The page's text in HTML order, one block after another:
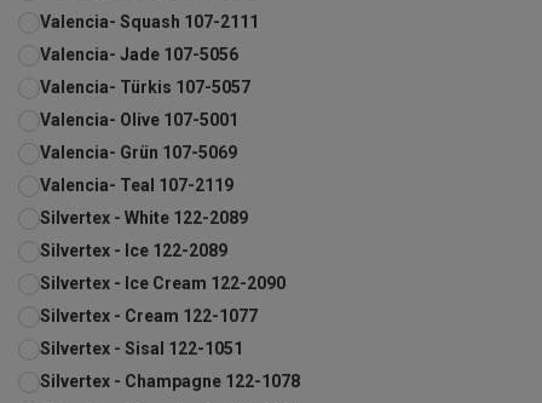
Valencia- Squash 107-2111
Valencia- Jade 107-5056
Valencia- Türkis 107-5057
Valencia- Olive 107-5001
Valencia- Grün 107-5069
Valencia- Teal 107-2119
Silvertex - White 122-2089
Silvertex - Ice 122-2089
Silvertex - Ice Cream 122-2090
Silvertex - Cream 122-1077
Silvertex - Sisal 122-1051
Silvertex - Champagne 122-1078